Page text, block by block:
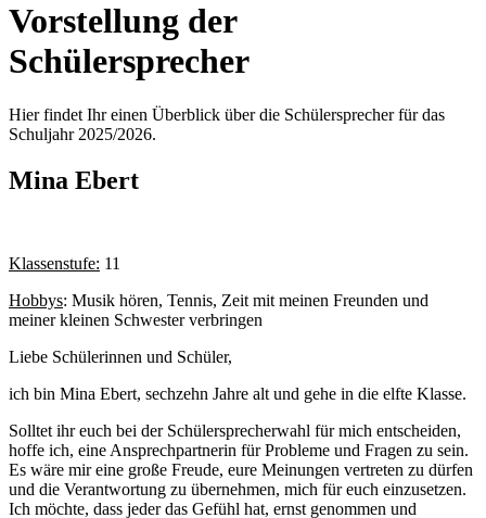
Vorstellung der
Schülersprecher
Hier findet Ihr einen Überblick über die Schülersprecher für das
Schuljahr 2025/2026.
Mina Ebert
Klassenstufe: 11
Hobbys: Musik hören, Tennis, Zeit mit meinen Freunden und
meiner kleinen Schwester verbringen
Liebe Schülerinnen und Schüler,
ich bin Mina Ebert, sechzehn Jahre alt und gehe in die elfte Klasse.
Solltet ihr euch bei der Schülersprecherwahl für mich entscheiden,
hoffe ich, eine Ansprechpartnerin für Probleme und Fragen zu sein.
Es wäre mir eine große Freude, eure Meinungen vertreten zu dürfen
und die Verantwortung zu übernehmen, mich für euch einzusetzen.
Ich möchte, dass jeder das Gefühl hat, ernst genommen und